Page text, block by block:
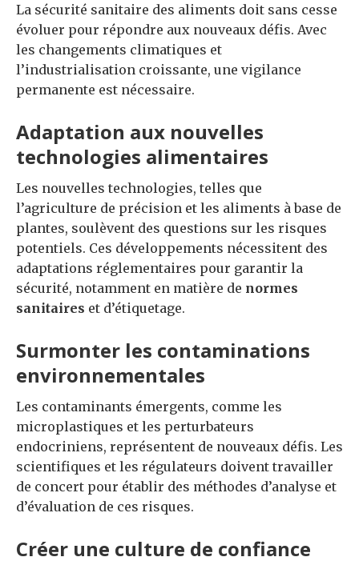
La sécurité sanitaire des aliments doit sans cesse
évoluer pour répondre aux nouveaux défis. Avec
les changements climatiques et
l’industrialisation croissante, une vigilance
permanente est nécessaire.
Adaptation aux nouvelles
technologies alimentaires
Les nouvelles technologies, telles que
l’agriculture de précision et les aliments à base de
plantes, soulèvent des questions sur les risques
potentiels. Ces développements nécessitent des
adaptations réglementaires pour garantir la
sécurité, notamment en matière de normes
sanitaires et d’étiquetage.
Surmonter les contaminations
environnementales
Les contaminants émergents, comme les
microplastiques et les perturbateurs
endocriniens, représentent de nouveaux défis. Les
scientifiques et les régulateurs doivent travailler
de concert pour établir des méthodes d’analyse et
d’évaluation de ces risques.
Créer une culture de confiance